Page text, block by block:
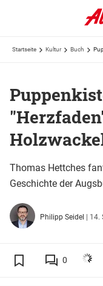
Startseite Kultur Buch
Thomas Hettches
Geschichte der
Philipp Seidel | 14.
0